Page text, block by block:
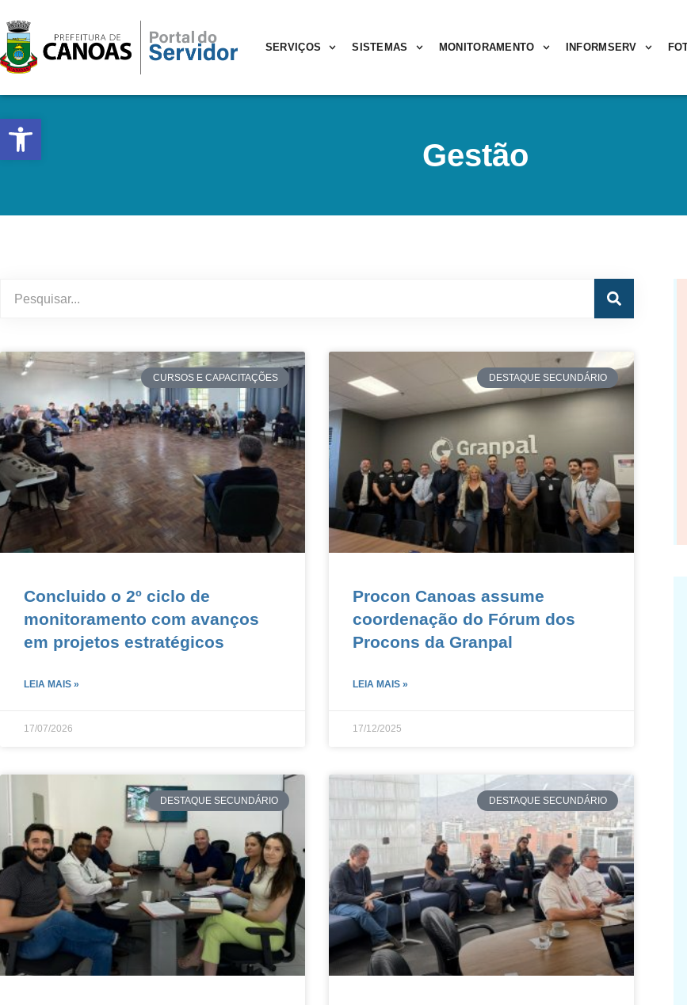
Abrir a barra de ferramentas
SERVIÇOS SISTEMAS MONITORAMENTO INFORMSERV
Gestão
CURSOS E CAPACITAÇÕES
Concluido o 2º ciclo de
monitoramento com avanços
em projetos estratégicos
LEIA MAIS »
17/07/2026
DESTAQUE SECUNDÁRIO
Procon Canoas assume
coordenação do Fórum dos
Procons da Granpal
LEIA MAIS »
17/12/2025
DESTAQUE SECUNDÁRIO DESTAQUE SECUNDÁRIO